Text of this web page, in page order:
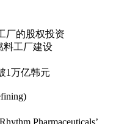
厂的股权投资
料工厂建设
1万亿韩元
Pharmaceuticals’